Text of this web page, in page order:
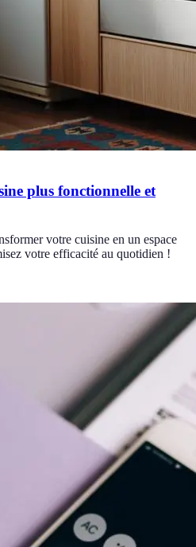
plus fonctionnelle et
votre cuisine en un espace
votre efficacité au quotidien !